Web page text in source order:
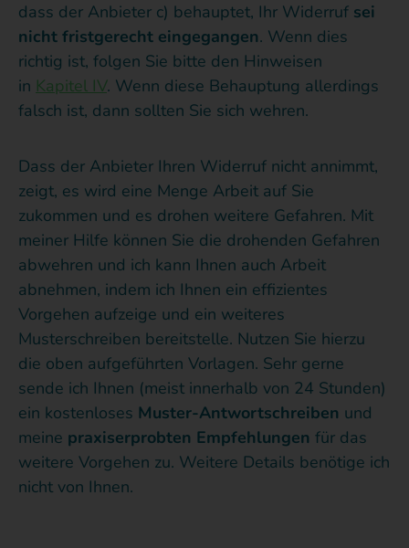
dass der Anbieter c) behauptet, Ihr Widerruf sei
nicht fristgerecht eingegangen. Wenn dies
richtig ist, folgen Sie bitte den Hinweisen
in Kapitel IV. Wenn diese Behauptung allerdings
falsch ist, dann sollten Sie sich wehren.
Dass der Anbieter Ihren Widerruf nicht annimmt,
zeigt, es wird eine Menge Arbeit auf Sie
zukommen und es drohen weitere Gefahren. Mit
meiner Hilfe können Sie die drohenden Gefahren
abwehren und ich kann Ihnen auch Arbeit
abnehmen, indem ich Ihnen ein effizientes
Vorgehen aufzeige und ein weiteres
Musterschreiben bereitstelle. Nutzen Sie hierzu
die oben aufgeführten Vorlagen. Sehr gerne
sende ich Ihnen (meist innerhalb von 24 Stunden)
ein kostenloses Muster-Antwortschreiben und
meine praxiserprobten Empfehlungen für das
weitere Vorgehen zu. Weitere Details benötige ich
nicht von Ihnen.